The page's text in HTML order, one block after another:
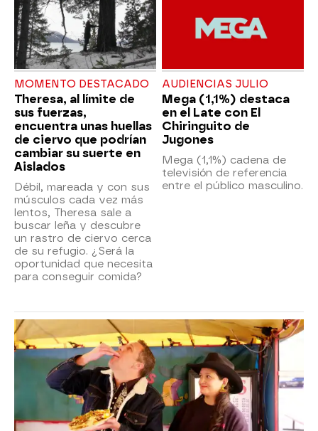
MOMENTO DESTACADO
Theresa, al límite de
sus fuerzas,
encuentra unas huellas
de ciervo que podrían
cambiar su suerte en
Aislados
Débil, mareada y con sus
músculos cada vez más
lentos, Theresa sale a
buscar leña y descubre
un rastro de ciervo cerca
de su refugio. ¿Será la
oportunidad que necesita
para conseguir comida?
AUDIENCIAS JULIO
Mega (1,1%) destaca
en el Late con El
Chiringuito de
Jugones
Mega (1,1%) cadena de
televisión de referencia
entre el público masculino.